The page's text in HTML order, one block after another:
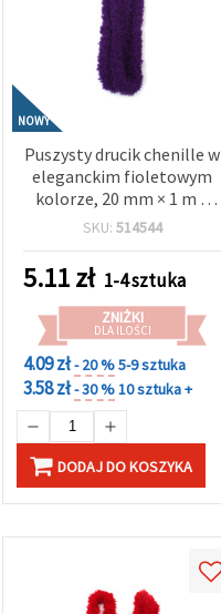
NOWY
Puszysty drucik chenille w
eleganckim fioletowym
kolorze, 20 mm × 1 m –
idealny do rękodzieła,
SKU: 514544
5.11zł 1-4 sztuka
ZNIŻKI
DLA ILOŚCI
4.09 zł- 20 %5-9 sztuka
3.58 zł- 30 %10 sztuka +
DODAJ DO KOSZYKA